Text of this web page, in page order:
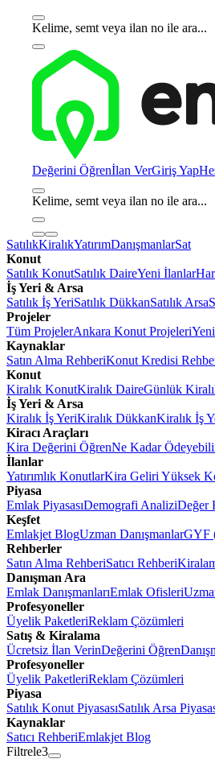
Kelime, semt veya ilan no ile ara...
Değerini Öğrenİlan VerGiriş Yap
Kelime, semt veya ilan no ile ara...
SatılıkKiralıkYatırımDanışmanlarSat
Konut
Satılık KonutSatılık DaireYeni İlanlar
İş Yeri & Arsa
Satılık İş YeriSatılık DükkanSatılık Arsa
Projeler
Tüm ProjelerAnkara Konut Projeleri
Kaynaklar
Satın Alma RehberiKonut Kredisi
Konut
Kiralık KonutKiralık DaireGünlük
İş Yeri & Arsa
Kiralık İş YeriKiralık DükkanKiralık İş
Kiracı Araçları
Kira Değerini ÖğrenNe Kadar
İlanlar
Yatırımlık KonutlarKira Geliri Yüksek
Piyasa
Emlak PiyasasıDemografi AnaliziDeğer
Keşfet
Emlakjet BlogUzman DanışmanlarGYF
Rehberler
Satın Alma RehberiSatıcı Rehberi
Danışman Ara
Emlak DanışmanlarıEmlak Ofisleri
Profesyoneller
Üyelik PaketleriReklam Çözümleri
Satış & Kiralama
Ücretsiz İlan VerinDeğerini Öğren
Profesyoneller
Üyelik PaketleriReklam Çözümleri
Piyasa
Satılık Konut PiyasasıSatılık Arsa
Kaynaklar
Satıcı RehberiEmlakjet Blog
Filtrele3